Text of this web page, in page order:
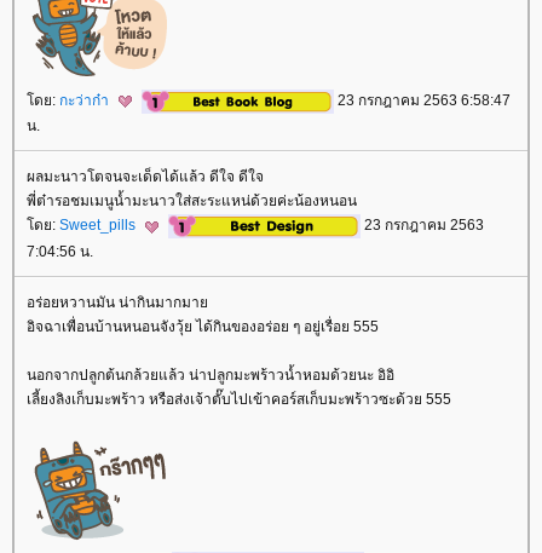
ดย: กะว่าก๋า
23 กรกฎาคม 2563 6:58:47
น.
ผลมะนาวโตจนจะเด็ดได้แล้ว ดีใจ ดีใจ
พี่ต๋ารอชมเมนูน้ำมะนาวใส่สะระแหน่ด้วยค่ะน้องหนอน
ดย: Sweet_pills
23 กรกฎาคม 2563
7:04:56 น.
อร่อยหวานมัน น่ากินมากมา
อิจฉาเพื่อนบ้านหนอนจังวุ้ย ได้กินของอร่อย ๆ อยู่เรื่อย 555
นอกจากปลูกต้นกล้วยแล้ว น่าปลูกมะพร้าวน้ำหอมด้วยนะ อิอิ
เลี้ยงลิงเก็บมะพร้าว หรือส่งเจ้าตั๊บไปเข้าคอร์สเก็บมะพร้าวซะด้วย 555